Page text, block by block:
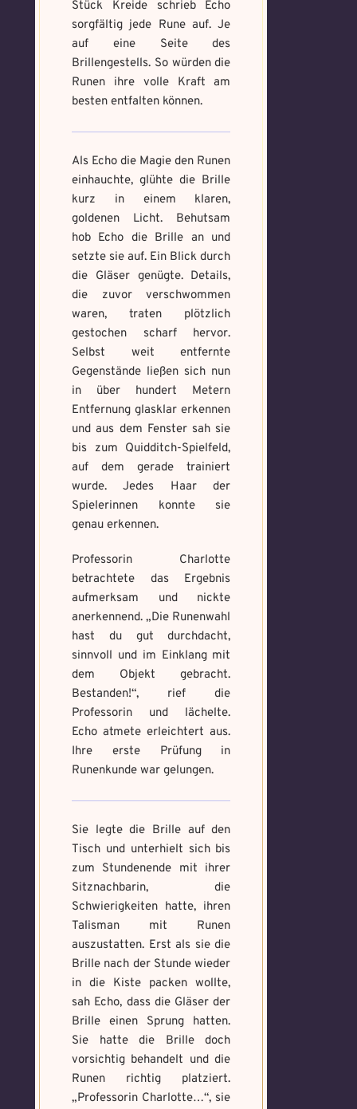
Stück Kreide schrieb Echo
sorgfältig jede Rune auf. Je
auf eine Seite des
Brillengestells. So würden die
Runen ihre volle Kraft am
besten entfalten können.
Als Echo die Magie den Runen
einhauchte, glühte die Brille
kurz in einem klaren,
goldenen Licht. Behutsam
hob Echo die Brille an und
setzte sie auf. Ein Blick durch
die Gläser genügte. Details,
die zuvor verschwommen
waren, traten plötzlich
gestochen scharf hervor.
Selbst weit entfernte
Gegenstände ließen sich nun
in über hundert Metern
Entfernung glasklar erkennen
und aus dem Fenster sah sie
bis zum Quidditch-Spielfeld,
auf dem gerade trainiert
wurde. Jedes Haar der
Spielerinnen konnte sie
genau erkennen.
Professorin Charlotte
betrachtete das Ergebnis
aufmerksam und nickte
anerkennend. „Die Runenwahl
hast du gut durchdacht,
sinnvoll und im Einklang mit
dem Objekt gebracht.
Bestanden!“, rief die
Professorin und lächelte.
Echo atmete erleichtert aus.
Ihre erste Prüfung in
Runenkunde war gelungen.
Sie legte die Brille auf den
Tisch und unterhielt sich bis
zum Stundenende mit ihrer
Sitznachbarin, die
Schwierigkeiten hatte, ihren
Talisman mit Runen
auszustatten. Erst als sie die
Brille nach der Stunde wieder
in die Kiste packen wollte,
sah Echo, dass die Gläser der
Brille einen Sprung hatten.
Sie hatte die Brille doch
vorsichtig behandelt und die
Runen richtig platziert.
„Professorin Charlotte…“, sie
Wie bist du darauf
aufmerksam geworden
und wie bannst du es? *
Schreibe eine Geschichte mit mind.
500 Zeichen.
Mandala senden
Max file size: 9.08 MB. | Allowed file
types: gif,jpeg,png,jpg,pdf | Min
number of file: 1
Absenden
Wie fängst du die Chaos
Magie ein? *
Bitte schreibe eine kleine Geschichte
mit mind. 500 Zeichen.
Memory Screenshot
senden
Max file size: 9.08 MB. | Allowed file
number of file: 1
Datei wählen
Absenden
Benutzername *
Welches Item und für welche